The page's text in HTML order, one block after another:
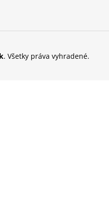
. Všetky práva vyhradené.